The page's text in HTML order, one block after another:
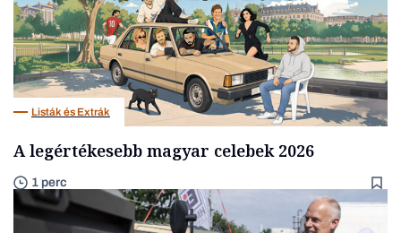
Listák és Extrák
A legértékesebb magyar celebek 2026
1 perc